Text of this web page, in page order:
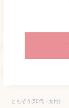
ともぞう(50代・女性)